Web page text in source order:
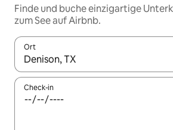
Finde und buche einzigartige
zum See auf Airbnb.
Ort
Wenn Ergebnisse verfügbar sind,
Check-in